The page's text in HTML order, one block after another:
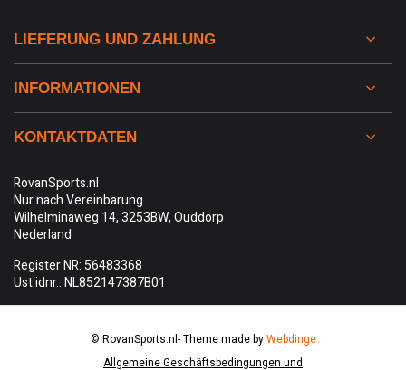
LIEFERUNG UND ZAHLUNG
INFORMATIONEN
KONTAKTDATEN
RovanSports.nl
Nur nach Vereinbarung
Wilhelminaweg 14, 3253BW, Ouddorp
Nederland
Register NR: 56483368
Ust idnr.: NL852147387B01
Allgemeine Geschäftsbedingungen und
© RovanSports.nl- Theme made byWebdinge